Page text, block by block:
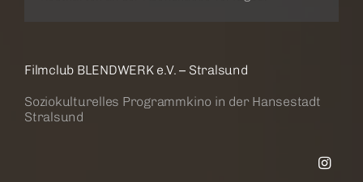
Filmclub BLENDWERK e.V. – Stralsund
Soziokulturelles Programmkino in der Hansestadt
Stralsund